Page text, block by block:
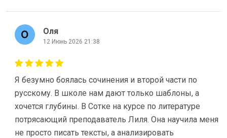
Оля
12 Июнь 2026 21:38
Я безумно боялась сочинения и второй части по
русскому. В школе нам дают только шаблоны, а
хочется глубины. В Сотке на курсе по литературе
потрясающий преподаватель Лиля. Она научила меня
не просто писать тексты, а анализировать